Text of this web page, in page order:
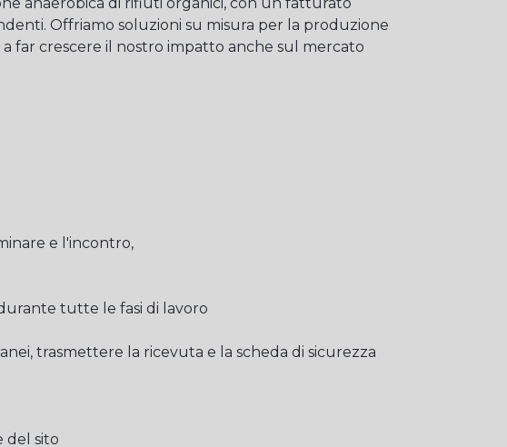
Offriamo soluzioni su misura per la produzione
far crescere il nostro impatto anche sul mercato
e l'incontro,
tutte le fasi di lavoro
trasmettere la ricevuta e la scheda di sicurezza
del sito